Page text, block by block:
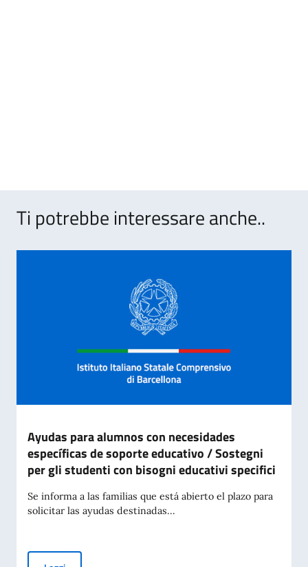
Ti potrebbe interessare anche..
Ayudas para alumnos con necesidades
específicas de soporte educativo / Sostegni
per gli studenti con bisogni educativi specifici
Se informa a las familias que está abierto el plazo para
solicitar las ayudas destinadas...